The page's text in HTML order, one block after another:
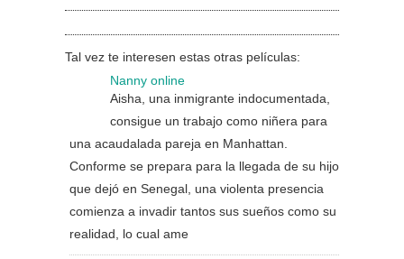
Tal vez te interesen estas otras películas:
Nanny online
Aisha, una inmigrante indocumentada,
consigue un trabajo como niñera para
una acaudalada pareja en Manhattan.
Conforme se prepara para la llegada de su hijo
que dejó en Senegal, una violenta presencia
comienza a invadir tantos sus sueños como su
realidad, lo cual ame